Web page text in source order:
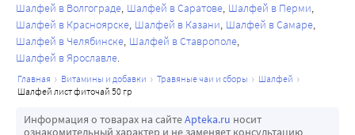
Шалфей в Волгограде Шалфей в Саратове Шалфей в Перми
Шалфей в Красноярске Шалфей в Казани Шалфей в Самаре
Шалфей в Челябинске Шалфей в Ставрополе
Шалфей в Ярославле
главная витамины и добавки травяные чаи и сборы
шалфей
шалфей лист фиточай 50 гр
Информация о товарах на сайтеApteka.ru носит
ознакомительный характер и не заменяет консультацию